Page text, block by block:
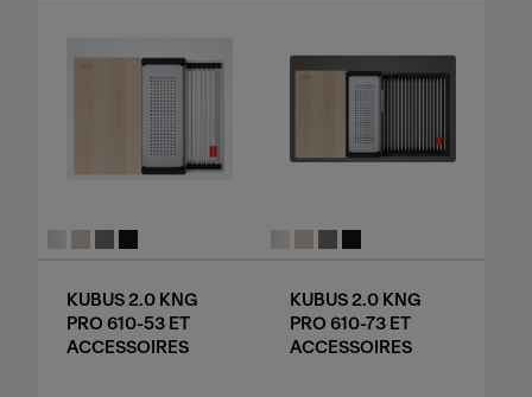
KUBUS 2.0 KNG
PRO 610-53 ET
ACCESSOIRES
KUBUS 2.0 KNG
PRO 610-73 ET
ACCESSOIRES